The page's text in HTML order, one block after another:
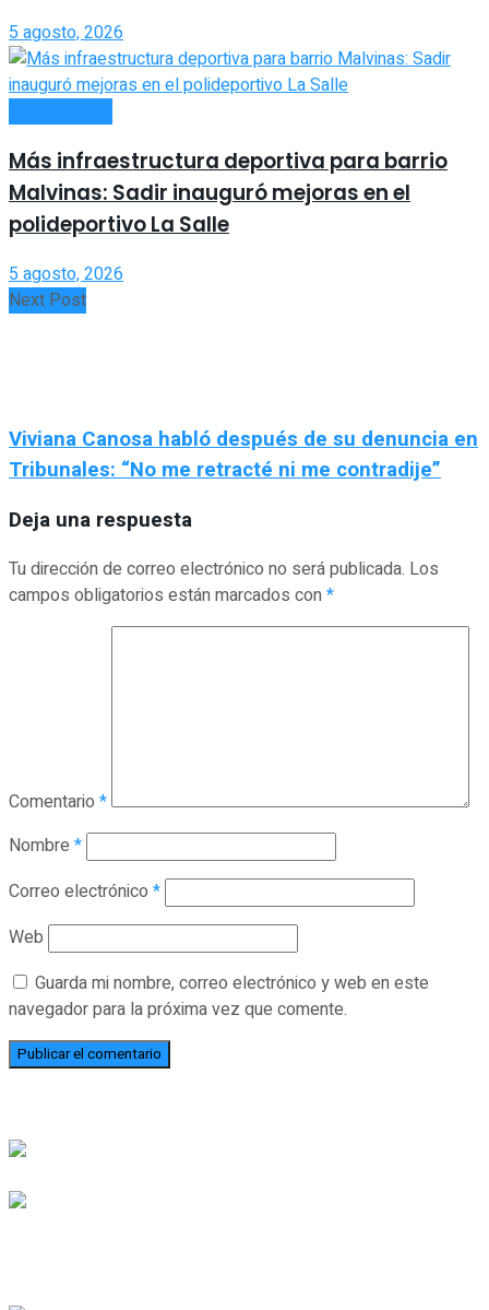
5 agosto, 2026
Más infraestructura deportiva para barrio
Malvinas: Sadir inauguró mejoras en el
polideportivo La Salle
5 agosto, 2026
Next Post
Viviana Canosa habló después de su denuncia en
Tribunales: “No me retracté ni me contradije”
Deja una respuesta
Tu dirección de correo electrónico no será publicada. Los
campos obligatorios están marcados con*
Comentario *
Nombre *
Correo electrónico *
Web
Guarda mi nombre, correo electrónico y web en este
navegador para la próxima vez que comente.